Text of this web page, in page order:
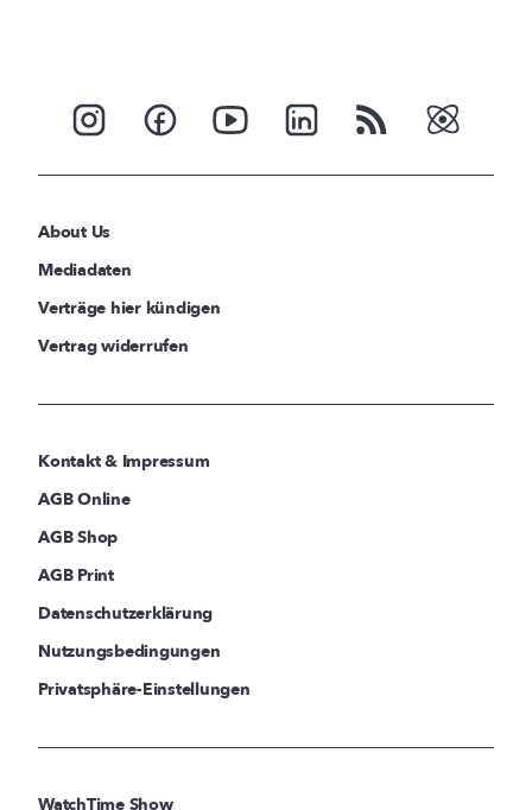
About Us
Mediadaten
Verträge hier kündigen
Vertrag widerrufen
Kontakt & Impressum
AGB Online
AGB Shop
AGB Print
Datenschutzerklärung
Nutzungsbedingungen
Privatsphäre-Einstellungen
WatchTime Show